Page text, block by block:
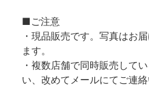
■ご注意
・現品販売です。写真はお
ます。
・複数店舗で同時販売して
い、改めてメールにてご連絡